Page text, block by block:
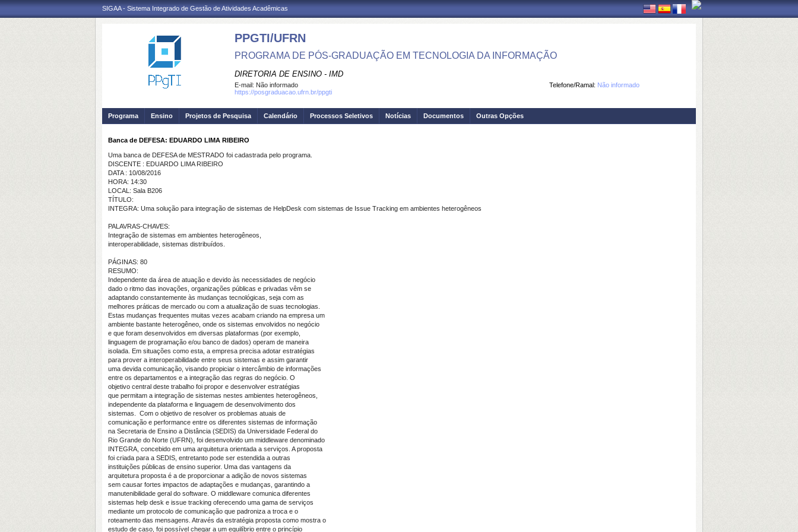
SIGAA - Sistema Integrado de Gestão de Atividades Acadêmicas
PPGTI/UFRN
PROGRAMA DE PÓS-GRADUAÇÃO EM TECNOLOGIA DA INFORMAÇÃO
DIRETORIA DE ENSINO - IMD
Telefone/Ramal: Não informado
E-mail: Não informado
https://posgraduacao.ufrn.br/ppgti
Programa Ensino Projetos de Pesquisa Calendário Processos Seletivos Notícias Documentos Outras Opções
Banca de DEFESA: EDUARDO LIMA RIBEIRO
Uma banca de DEFESA de MESTRADO foi cadastrada pelo programa.
DISCENTE : EDUARDO LIMA RIBEIRO
DATA : 10/08/2016
HORA: 14:30
LOCAL: Sala B206
TÍTULO:
INTEGRA: Uma solução para integração de sistemas de HelpDesk com sistemas de Issue Tracking em ambientes heterogêneos
PALAVRAS-CHAVES:
Integração de sistemas em ambientes heterogêneos,
interoperabilidade, sistemas distribuídos.
PÁGINAS: 80
RESUMO:
Independente da área de atuação e devido às necessidades de negócio
dado o ritmo das inovações, organizações públicas e privadas vêm se
adaptando constantemente às mudanças tecnológicas, seja com as
melhores práticas de mercado ou com a atualização de suas tecnologias.
Estas mudanças frequentes muitas vezes acabam criando na empresa um
ambiente bastante heterogêneo, onde os sistemas envolvidos no negócio
e que foram desenvolvidos em diversas plataformas (por exemplo,
linguagem de programação e/ou banco de dados) operam de maneira
isolada. Em situações como esta, a empresa precisa adotar estratégias
para prover a interoperabilidade entre seus sistemas e assim garantir
uma devida comunicação, visando propiciar o intercâmbio de informações
entre os departamentos e a integração das regras do negócio. O
objetivo central deste trabalho foi propor e desenvolver estratégias
que permitam a integração de sistemas nestes ambientes heterogêneos,
independente da plataforma e linguagem de desenvolvimento dos
sistemas. Com o objetivo de resolver os problemas atuais de
comunicação e performance entre os diferentes sistemas de informação
na Secretaria de Ensino a Distância (SEDIS) da Universidade Federal do
Rio Grande do Norte (UFRN), foi desenvolvido um middleware denominado
INTEGRA, concebido em uma arquitetura orientada a serviços. A proposta
foi criada para a SEDIS, entretanto pode ser estendida a outras
instituições públicas de ensino superior. Uma das vantagens da
arquitetura proposta é a de proporcionar a adição de novos sistemas
sem causar fortes impactos de adaptações e mudanças, garantindo a
manutenibilidade geral do software. O middleware comunica diferentes
sistemas help desk e issue tracking oferecendo uma gama de serviços
mediante um protocolo de comunicação que padroniza a troca e o
roteamento das mensagens. Através da estratégia proposta como mostra o
estudo de caso, foi possível chegar a um equilíbrio entre o princípio